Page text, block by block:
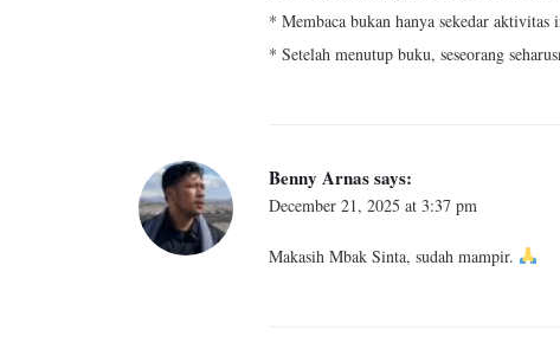
* Membaca bukan hanya sekedar
* Setelah menutup buku, seseorang
Benny Arnassays:
December 21, 2025 at 3:37 pm
Makasih Mbak Sinta, sudah mampir.